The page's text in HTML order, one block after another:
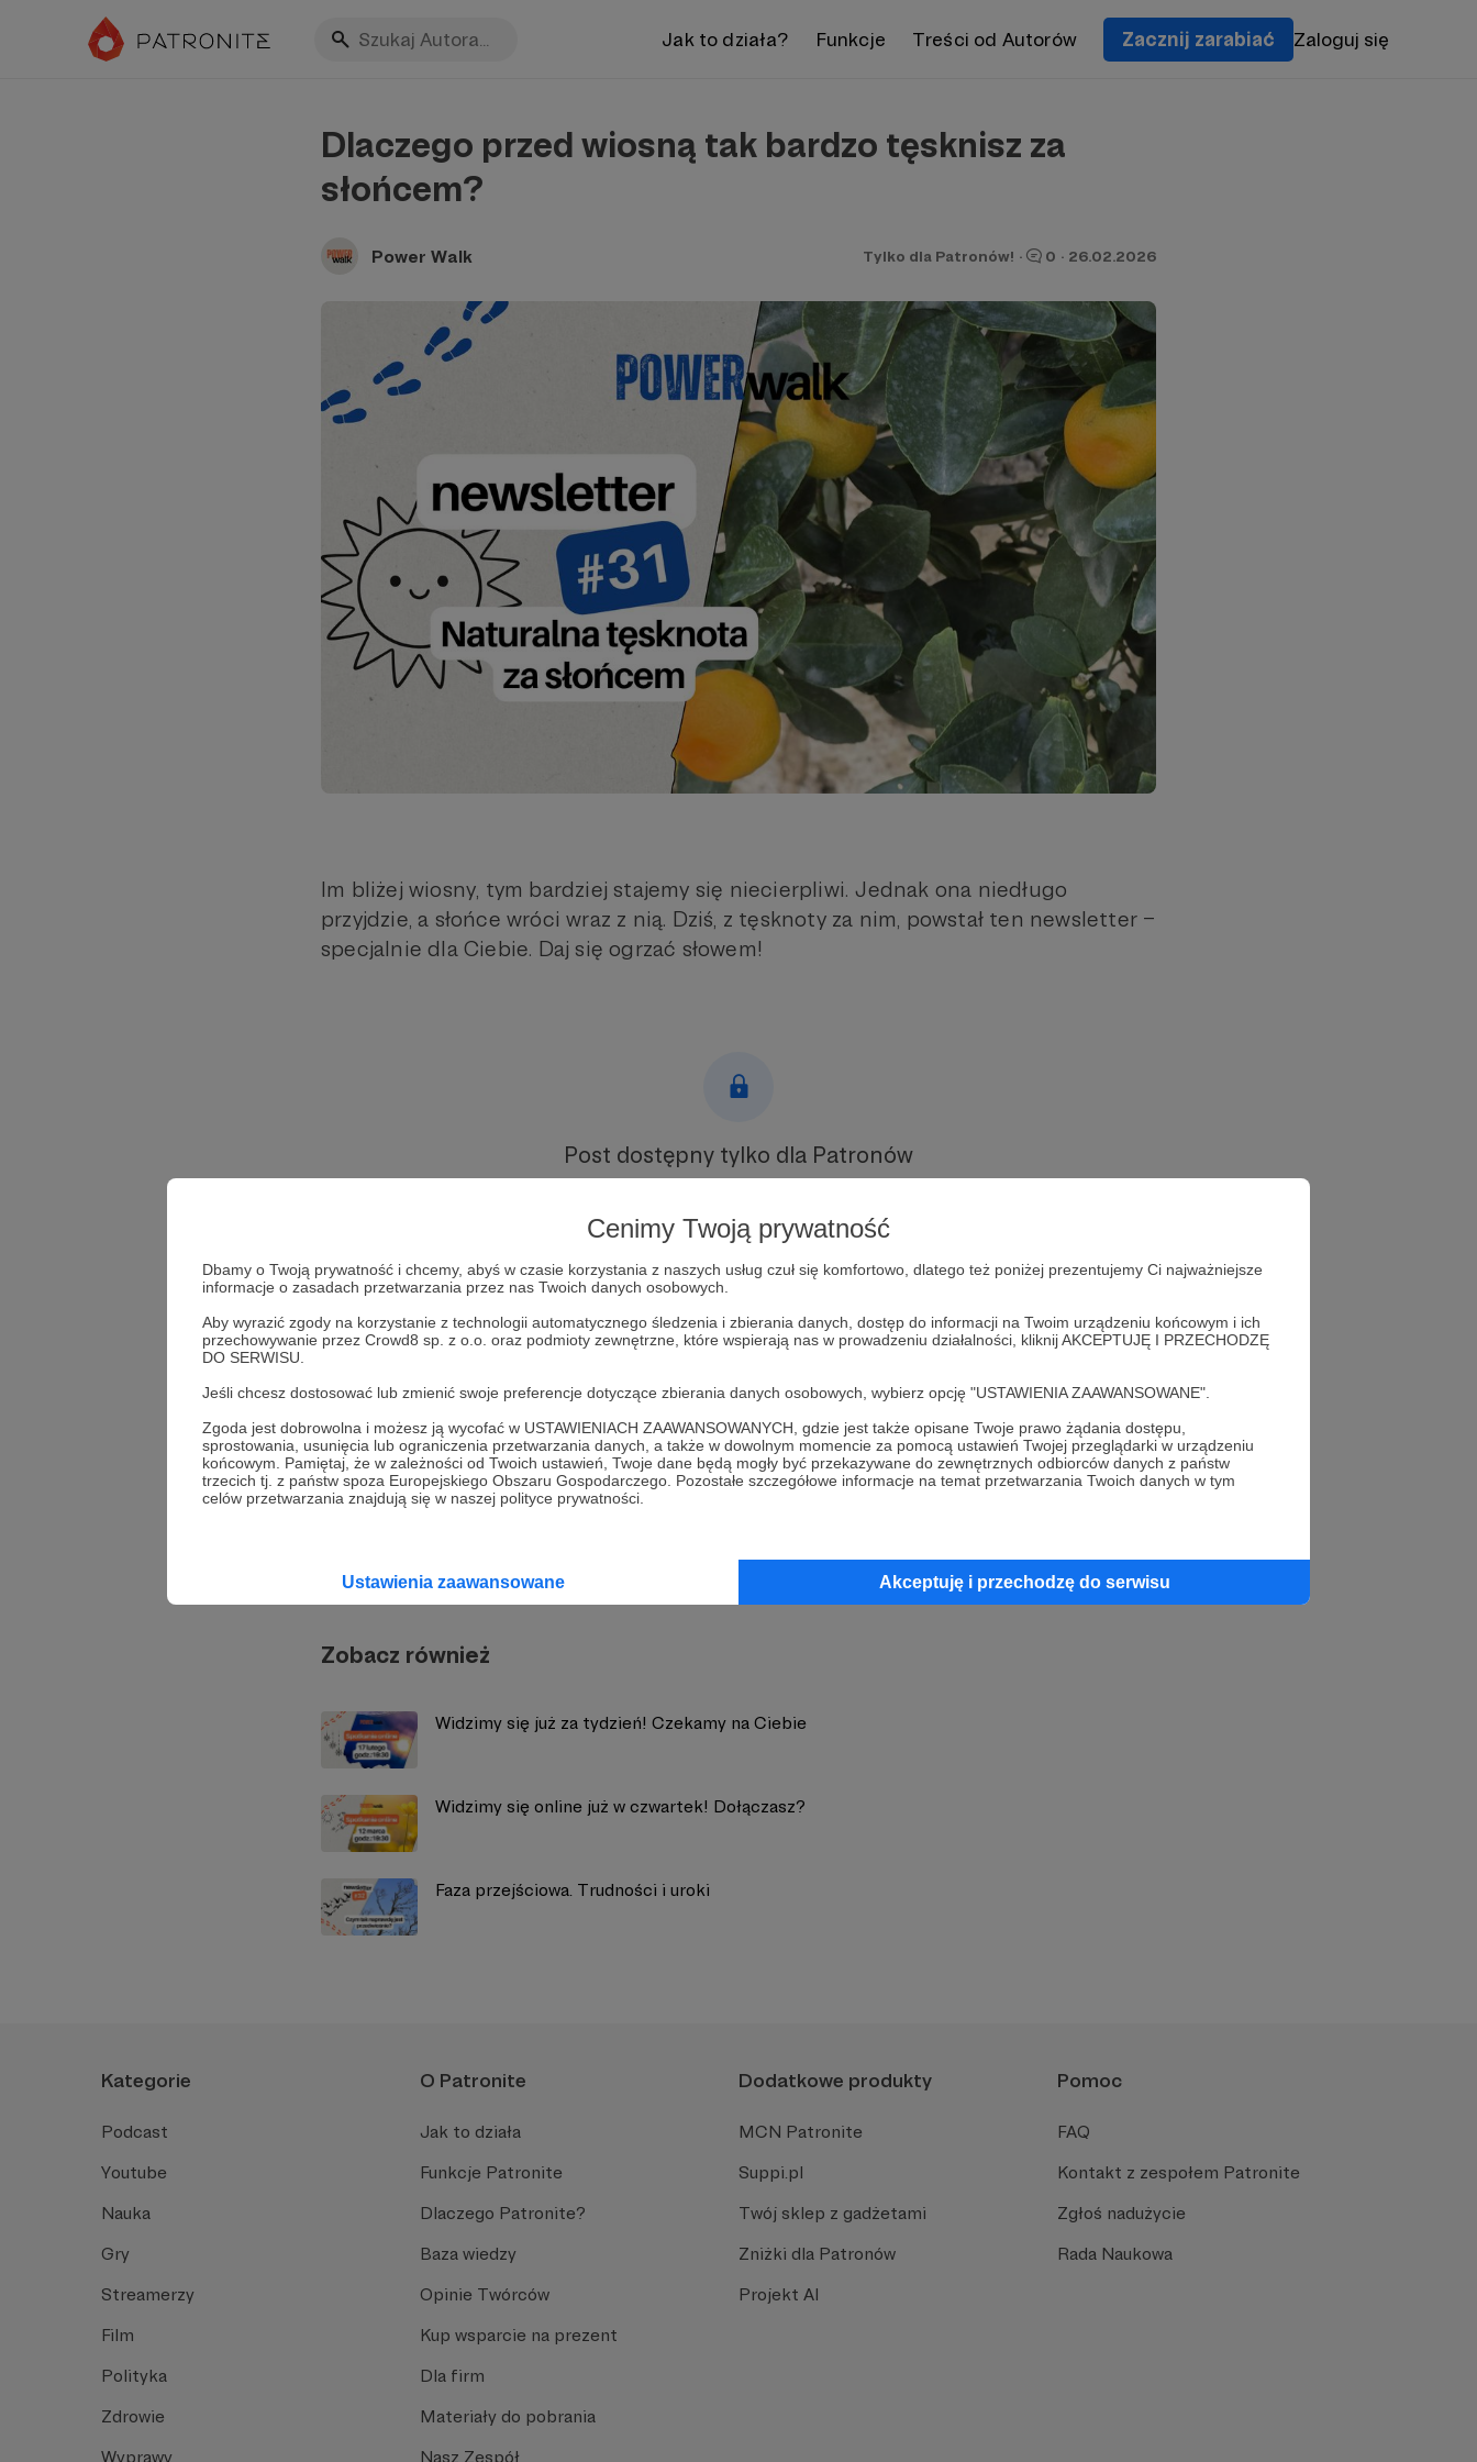
Cenimy Twoją prywatność
Dbamy o Twoją prywatność i chcemy, abyś w czasie korzystania z naszych usług czuł się komfortowo, dlatego też poniżej prezentujemy Ci najważniejsze
informacje o zasadach przetwarzania przez nas Twoich danych osobowych.
Aby wyrazić zgody na korzystanie z technologii automatycznego śledzenia i zbierania danych, dostęp do informacji na Twoim urządzeniu końcowym i ich
przechowywanie przez Crowd8 sp. z o.o. oraz podmioty zewnętrzne, które wspierają nas w prowadzeniu działalności, kliknij AKCEPTUJĘ I PRZECHODZĘ
DO SERWISU.
Jeśli chcesz dostosować lub zmienić swoje preferencje dotyczące zbierania danych osobowych, wybierz opcję "USTAWIENIA ZAAWANSOWANE".
Zgoda jest dobrowolna i możesz ją wycofać w USTAWIENIACH ZAAWANSOWANYCH, gdzie jest także opisane Twoje prawo żądania dostępu,
sprostowania, usunięcia lub ograniczenia przetwarzania danych, a także w dowolnym momencie za pomocą ustawień Twojej przeglądarki w urządzeniu
końcowym. Pamiętaj, że w zależności od Twoich ustawień, Twoje dane będą mogły być przekazywane do zewnętrznych odbiorców danych z państw
trzecich tj. z państw spoza Europejskiego Obszaru Gospodarczego. Pozostałe szczegółowe informacje na temat przetwarzania Twoich danych w tym
celów przetwarzania znajdują się w naszej polityce prywatności.
Ustawienia zaawansowane Akceptuję i przechodzę do serwisu
Jak to działa? Funkcje Treści od Autorów Zacznij zarabiać Zaloguj się
Dlaczego przed wiosną tak bardzo tęsknisz za
słońcem?
Power Walk Tylko dla Patronów! · 0 · 26.02.2026
Im bliżej wiosny, tym bardziej stajemy się niecierpliwi. Jednak ona niedługo
przyjdzie, a słońce wróci wraz z nią. Dziś, z tęsknoty za nim, powstał ten newsletter –
specjalnie dla Ciebie. Daj się ogrzać słowem!
Post dostępny tylko dla Patronów
Zostań Patronem
Udostępnij
Zobacz również
Widzimy się już za tydzień! Czekamy na Ciebie
Widzimy się online już w czwartek! Dołączasz?
Faza przejściowa. Trudności i uroki
Kategorie
Podcast
Youtube
Nauka
Gry
Streamerzy
Film
Polityka
Zdrowie
Wyprawy
O Patronite
Jak to działa
Funkcje Patronite
Dlaczego Patronite?
Baza wiedzy
Opinie Twórców
Kup wsparcie na prezent
Dla firm
Materiały do pobrania
Nasz Zespół
Dodatkowe produkty
MCN Patronite
Suppi.pl
Twój sklep z gadżetami
Zniżki dla Patronów
Projekt AI
Pomoc
FAQ
Kontakt z zespołem Patronite
Zgłoś nadużycie
Rada Naukowa